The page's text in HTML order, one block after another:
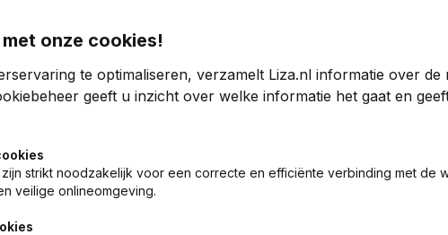
Beheer
2024 2023
onze cookies!
te optimaliseren, verzamelt Liza.nl informatie over de
geeft u inzicht over welke informatie het gaat en
strikt noodzakelijk voor een correcte en efficiënte verbinding met de
veilige onlineomgeving.